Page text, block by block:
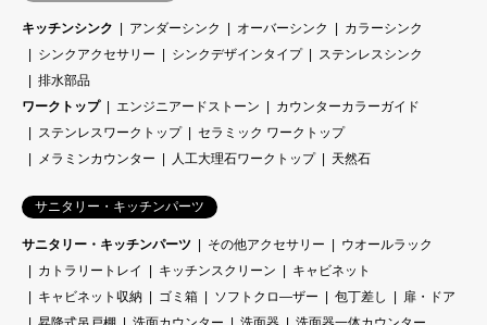
キッチンシンク アンダーシンク オーバーシンク
カラーシンク
シンクアクセサリー
シンクデザインタイプ
ステンレスシンク
排水部品
ワークトップ
エンジニアードストーン
カウンターカラーガイド
ステンレスワークトップ
セラミック ワークトップ
メラミンカウンター
人工大理石ワークトップ 天然石
サニタリー・キッチンパーツ
サニタリー・キッチンパーツ その他アクセサリー
ウオールラック
カトラリートレイ
キッチンスクリーン
キャビネット
キャビネット収納
ゴミ箱 ソフトクロ―ザー 包丁差し
扉・ドア